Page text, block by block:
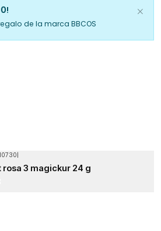
de la marca BBCOS
|
rosa 3 magickur 24 g